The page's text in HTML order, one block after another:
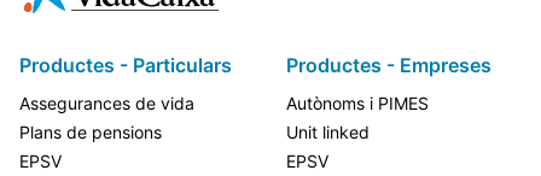
Productes - Particulars
Assegurances de vida
Plans de pensions
EPSV
Productes - Empreses
Autònoms i PIMES
Unit linked
EPSV